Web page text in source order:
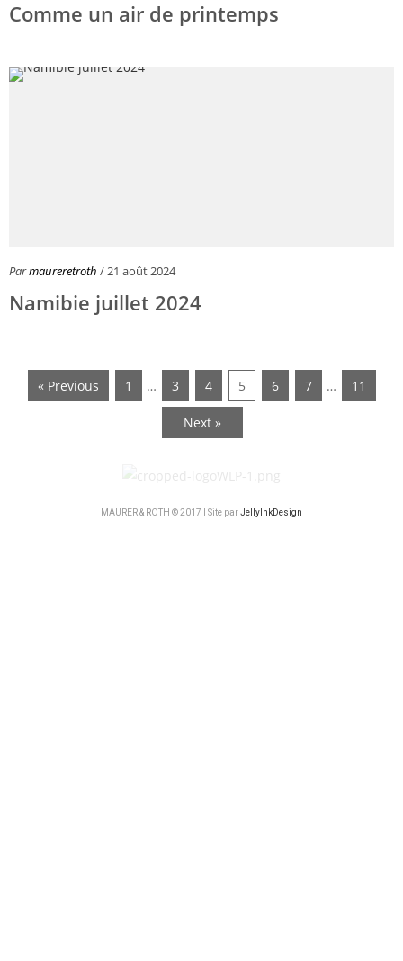
Comme un air de printemps
Parmaureretroth / 21 août 2024
Namibie juillet 2024
« Previous 1 … 3 4 5 6 7 … 11
Next »
MAURER & ROTH © 2017 I Site parJellyInkDesign